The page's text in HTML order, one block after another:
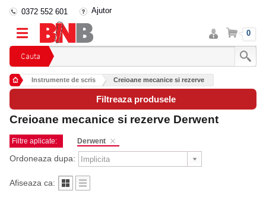
Cauta
0372 552 601 Ajutor
Intra
in
cont
Cos 0
Instrumente de scris Creioane mecanice si rezerve
Filtreaza produsele
Creioane mecanice si rezerve Derwent
Filtre aplicate: Derwent
Ordoneaza dupa:
Afiseaza ca: